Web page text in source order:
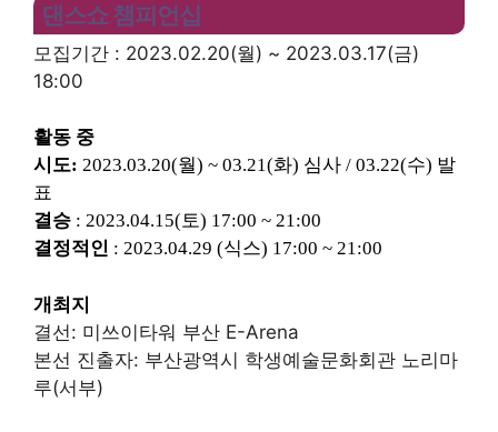
댄스쇼 챔피언십
모집기간 : 2023.02.20(월) ~ 2023.03.17(금)
18:00
활동 중
시도: 2023.03.20(월) ~ 03.21(화) 심사 / 03.22(수) 발
표
결승 : 2023.04.15(토) 17:00 ~ 21:00
결정적인 : 2023.04.29 (식스) 17:00 ~ 21:00
개최지
결선: 미쓰이타워 부산 E-Arena
본선 진출자: 부산광역시 학생예술문화회관 노리마
루(서부)